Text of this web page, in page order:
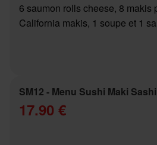
6 saumon rolls cheese, 8 makis
California makis, 1 soupe et 1
SM12 - Menu Sushi Maki
17.90 €